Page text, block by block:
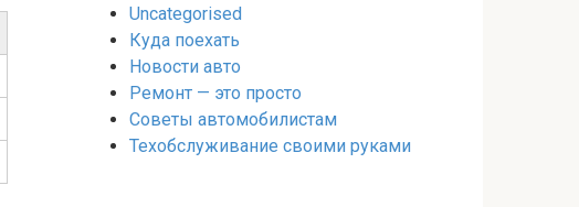
Uncategorised
Куда поехать
Новости авто
Ремонт — это просто
Советы автомобилистам
Техобслуживание своими руками